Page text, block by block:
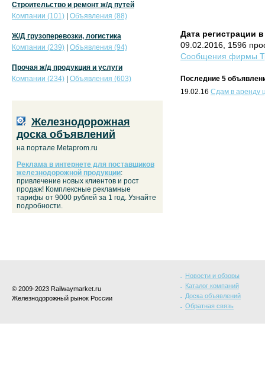
Дата регистрации в
09.02.2016, 1596
Сообщения фирмы
Последние 5
19.02.16 Сдам в аренду
Строительство и ремонт ж/д путей
Компании (101)
Объявления (88)
Ж/Д грузоперевозки, логистика
Компании (239)
Объявления (94)
Прочая ж/д продукция и услуги
Компании (234)
Объявления (603)
Железнодорожная
доска объявлений
на портале Metaprom.ru
Реклама в интернете для поставщиков
железнодорожной продукции:
привлечение новых клиентов и рост
продаж! Комплексные рекламные
тарифы от 9000 рублей за 1 год. Узнайте
подробности.
© 2009-2023 Railwaymarket.ru
Железнодорожный рынок России
Новости и обзоры
Каталог компаний
Доска объявлений
Обратная связь